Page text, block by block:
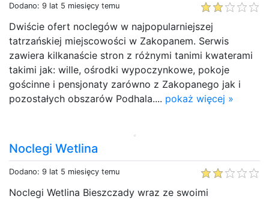
Dodano: 9 lat 5 miesięcy temu
Dwiście ofert noclegów w najpopularniejszej
tatrzańskiej miejscowości w Zakopanem. Serwis
zawiera kilkanaście stron z różnymi tanimi kwaterami
takimi jak: wille, ośrodki wypoczynkowe, pokoje
gościnne i pensjonaty zarówno z Zakopanego jak i
pozostałych obszarów Podhala.... pokaż więcej »
Noclegi Wetlina
Dodano: 9 lat 5 miesięcy temu
Noclegi Wetlina Bieszczady wraz ze swoimi